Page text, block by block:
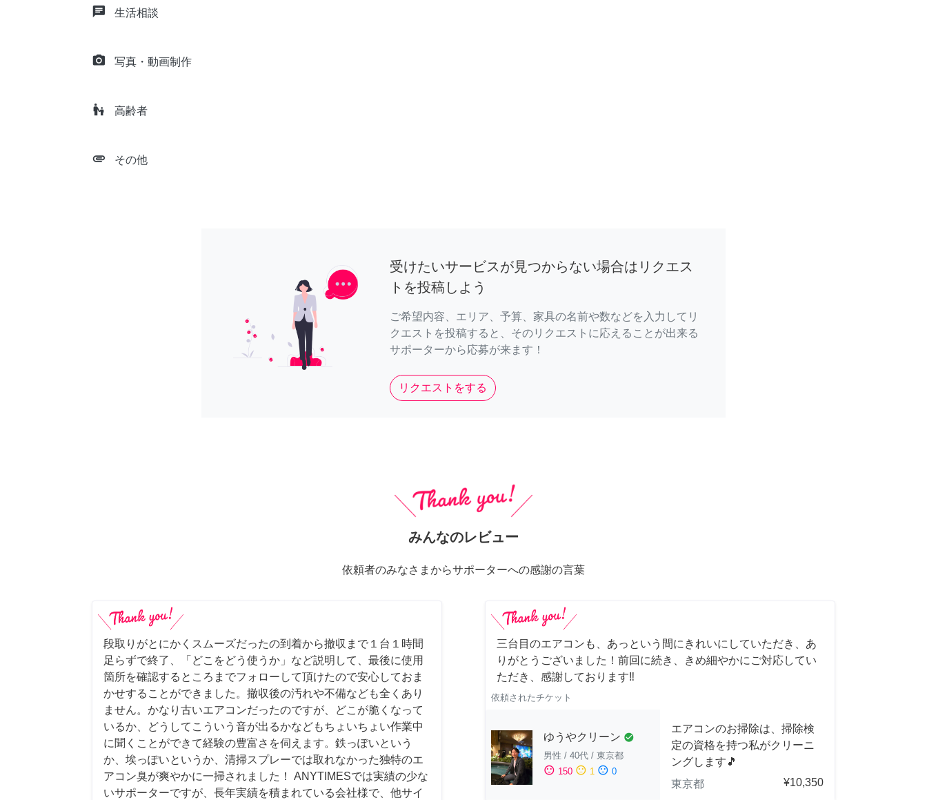
chat 生活相談
camera_alt 写真・動画制作
escalator_warning 高齢者
attachment その他
受けたいサービスが見つからない場合はリクエス
トを投稿しよう
ご希望内容、エリア、予算、家具の名前や数などを入力してリ
クエストを投稿すると、そのリクエストに応えることが出来る
サポーターから応募が来ます！
リクエストをする
みんなのレビュー
依頼者のみなさまからサポーターへの感謝の言葉
段取りがとにかくスムーズだったの到着から撤収まで１台１時間
足らずで終了、「どこをどう使うか」など説明して、最後に使用
箇所を確認するところまでフォローして頂けたので安心しておま
かせすることができました。撤収後の汚れや不備なども全くあり
ません。かなり古いエアコンだったのですが、どこが脆くなって
いるか、どうしてこういう音が出るかなどもちょいちょい作業中
に聞くことができて経験の豊富さを伺えます。鉄っぽいという
か、埃っぽいというか、清掃スプレーでは取れなかった独特のエ
アコン臭が爽やかに一掃されました！ ANYTIMESでは実績の少な
いサポーターですが、長年実績を積まれている会社様で、他サイ
三台目のエアコンも、あっという間にきれいにしていただき、あ
りがとうございました！前回に続き、きめ細やかにご対応してい
ただき、感謝しております‼️
依頼されたチケット
ゆうやクリーン check_circle
男性 / 40代 / 東京都
sentiment_satisfied 150 sentiment_neutral 1 sentiment_dissatisfied 0
エアコンのお掃除は、掃除検
定の資格を持つ私がクリーニ
ングします🎵
東京都
¥10,350